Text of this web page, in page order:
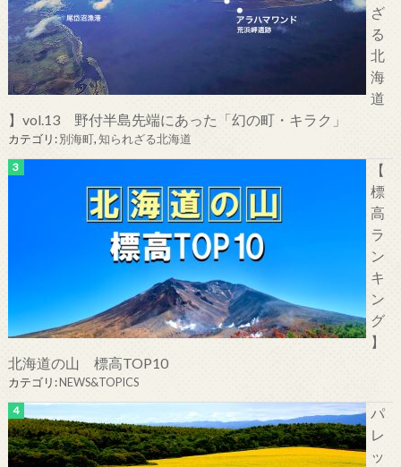
ざ
る
北
海
道
】vol.13 野付半島先端にあった「幻の町・キラク」
カテゴリ:別海町,知られざる北海道
【
標
高
ラ
ン
キ
ン
グ
】
北海道の山 標高TOP10
カテゴリ:NEWS&TOPICS
パ
レ
ッ